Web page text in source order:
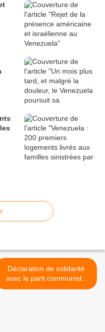
Déclaration de solidarité
avec le parti communiste
allemand DKP >